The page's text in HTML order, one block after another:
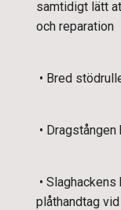
samtidigt lätt
och reparation
• Bred
•
•
plåthandtag